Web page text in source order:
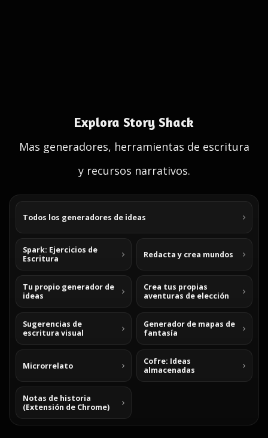
Explora Story Shack
Mas generadores, herramientas de escritura
y recursos narrativos.
Todos los generadores de ideas
Spark: Ejercicios de
Escritura
Redacta y crea mundos
Tu propio generador de
ideas
Crea tus propias
aventuras de elección
Sugerencias de
escritura visual
Generador de mapas de
fantasía
Microrrelato
Cofre: Ideas
almacenadas
Notas de historia
(Extensión de Chrome)